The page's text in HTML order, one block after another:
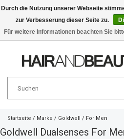
Startseite / Marke / Goldwell / For Men
Goldwell Dualsenses For
Durch die Nutzung unserer Webseite
zur Verbesserung dieser Seite zu.
Für weitere Informationen beachten Sie